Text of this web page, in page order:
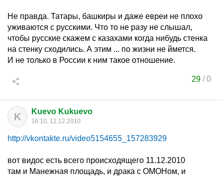
Не правда. Татары, башкиры и даже евреи не плохо
уживаются с русскими. Что то не разу не слышал,
чтобы русские скажем с казахами когда нибудь стенка
на стенку сходились. А этим ... по жизни не ймется.
И не только в России к ним такое отношение.
29 /0
K Kuevo Kukuevo
16:10, 12.12.2010
http://vkontakte.ru/video5154655_157283929
вот видос есть всего происходящего 11.12.2010
там и Манежная площадь, и драка с ОМОНом, и